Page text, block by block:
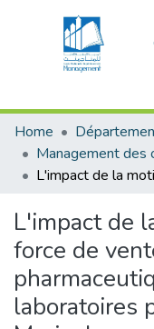
Home
L'impact de
force de
laboratoires